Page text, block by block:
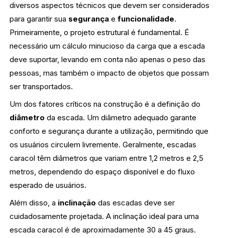
diversos aspectos técnicos que devem ser considerados
para garantir sua segurança efuncionalidade.
Primeiramente, o projeto estrutural é fundamental. É
necessário um cálculo minucioso da carga que a escada
deve suportar, levando em conta não apenas o peso das
pessoas, mas também o impacto de objetos que possam
ser transportados.
Um dos fatores críticos na construção é a definição do
diâmetro da escada. Um diâmetro adequado garante
conforto e segurança durante a utilização, permitindo que
os usuários circulem livremente. Geralmente, escadas
caracol têm diâmetros que variam entre 1,2 metros e 2,5
metros, dependendo do espaço disponível e do fluxo
esperado de usuários.
Além disso, a inclinação das escadas deve ser
cuidadosamente projetada. A inclinação ideal para uma
escada caracol é de aproximadamente 30 a 45 graus.